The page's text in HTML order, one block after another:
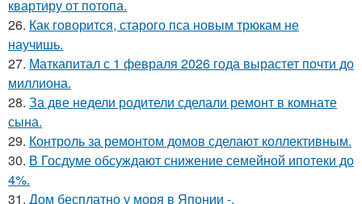
квартиру от потопа.
26. Как говорится, старого пса новым трюкам не
научишь.
27. Маткапитал с 1 февраля 2026 года вырастет почти до
миллиона.
28. За две недели родители сделали ремонт в комнате
сына.
29. Контроль за ремонтом домов сделают коллективным.
30. В Госдуме обсуждают снижение семейной ипотеки до
4%.
31. Дом бесплатно у моря в Японии -.